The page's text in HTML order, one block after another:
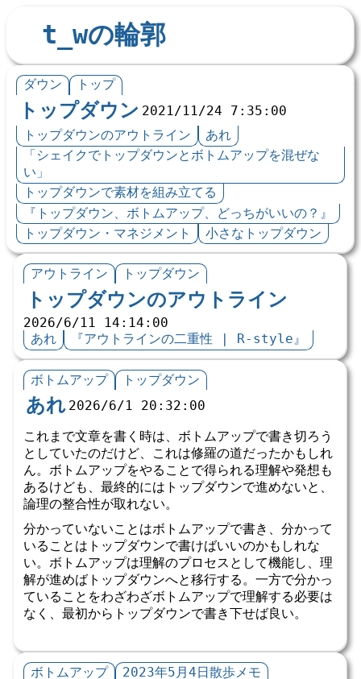
t_wの輪郭
ダウン トップ
トップダウン 2021/11/24 7:35:00
トップダウンのアウトライン
あれ
「シェイクでトップダウンとボトムアップを混ぜな
い」
トップダウンで素材を組み立てる
『トップダウン、ボトムアップ、どっちがいいの？』
トップダウン・マネジメント
小さなトップダウン
アウトライン トップダウン
トップダウンのアウトライン
2026/6/11 14:14:00
あれ
『アウトラインの二重性 | R-style』
ボトムアップ トップダウン
あれ 2026/6/1 20:32:00
これまで文章を書く時は、ボトムアップで書き切ろう
としていたのだけど、これは修羅の道だったかもしれ
ん。ボトムアップをやることで得られる理解や発想も
あるけども、最終的にはトップダウンで進めないと、
論理の整合性が取れない。
分かっていないことはボトムアップで書き、分かって
いることはトップダウンで書けばいいのかもしれな
い。ボトムアップは理解のプロセスとして機能し、理
解が進めばトップダウンへと移行する。一方で分かっ
ていることをわざわざボトムアップで理解する必要は
なく、最初からトップダウンで書き下せば良い。
ボトムアップ
2023年5月4日散歩メモ